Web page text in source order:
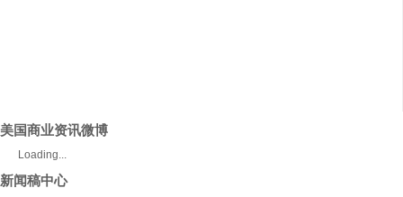
美国商业资讯微博
Loading...
新闻稿中心